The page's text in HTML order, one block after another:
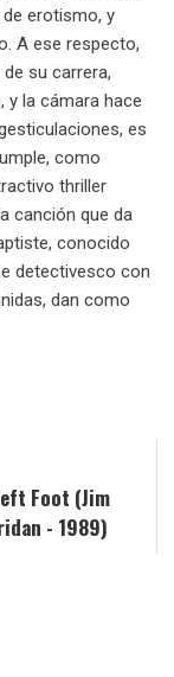
erotismo, y
A ese respecto,
su carrera,
y la cámara hace
es
como
thriller
canción que da
conocido
detectivesco con
dan como
Foot (Jim
- 1989)